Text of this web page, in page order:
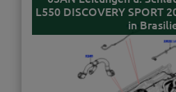
L550 DISCOVERY SPORT
in